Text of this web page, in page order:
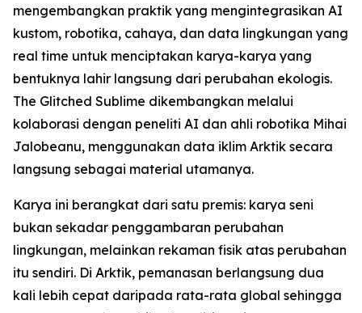
mengembangkan praktik yang mengintegrasikan AI
kustom, robotika, cahaya, dan data lingkungan yang
real time untuk menciptakan karya-karya yang
bentuknya lahir langsung dari perubahan ekologis.
The Glitched Sublime dikembangkan melalui
kolaborasi dengan peneliti AI dan ahli robotika Mihai
Jalobeanu, menggunakan data iklim Arktik secara
langsung sebagai material utamanya.
Karya ini berangkat dari satu premis: karya seni
bukan sekadar penggambaran perubahan
lingkungan, melainkan rekaman fisik atas perubahan
itu sendiri. Di Arktik, pemanasan berlangsung dua
kali lebih cepat daripada rata-rata global sehingga